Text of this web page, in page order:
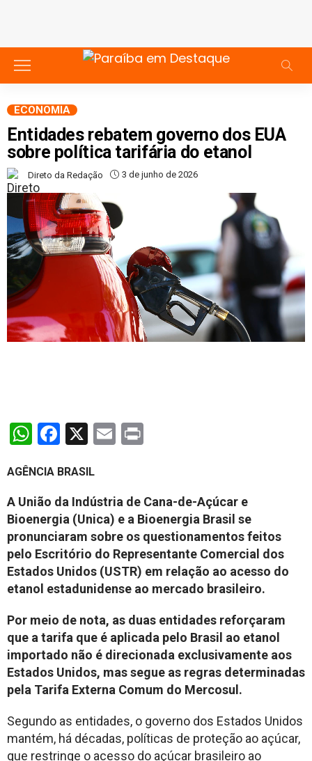
ECONOMIA
Entidades rebatem governo dos EUA
sobre política tarifária do etanol
Direto da Redação 3 de junho de 2026
WhatsApp
Facebook
X Email
AGÊNCIA BRASIL
A União da Indústria de Cana-de-Açúcar e
Bioenergia (Unica) e a Bioenergia Brasil se
pronunciaram sobre os questionamentos feitos
pelo Escritório do Representante Comercial dos
Estados Unidos (USTR) em relação ao acesso do
etanol estadunidense ao mercado brasileiro.
Por meio de nota, as duas entidades reforçaram
que a tarifa que é aplicada pelo Brasil ao etanol
importado não é direcionada exclusivamente aos
Estados Unidos, mas segue as regras determinadas
pela Tarifa Externa Comum do Mercosul.
Segundo as entidades, o governo dos Estados Unidos
mantém, há décadas, políticas de proteção ao açúcar,
que restringe o acesso do açúcar brasileiro ao